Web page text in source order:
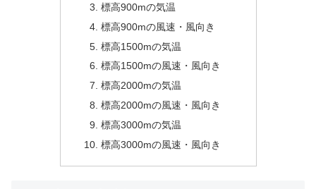
標高900mの気温
標高900mの風速・風向き
標高1500mの気温
標高1500mの風速・風向き
標高2000mの気温
標高2000mの風速・風向き
標高3000mの気温
標高3000mの風速・風向き